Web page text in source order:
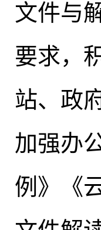
文件与
要求，
站、政
加强办
例》《